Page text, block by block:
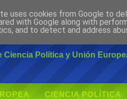
Ciencia Política y Unión
CIENCIA POLÍTICA
uses cookies from Google to
with Google along with
and to detect and address